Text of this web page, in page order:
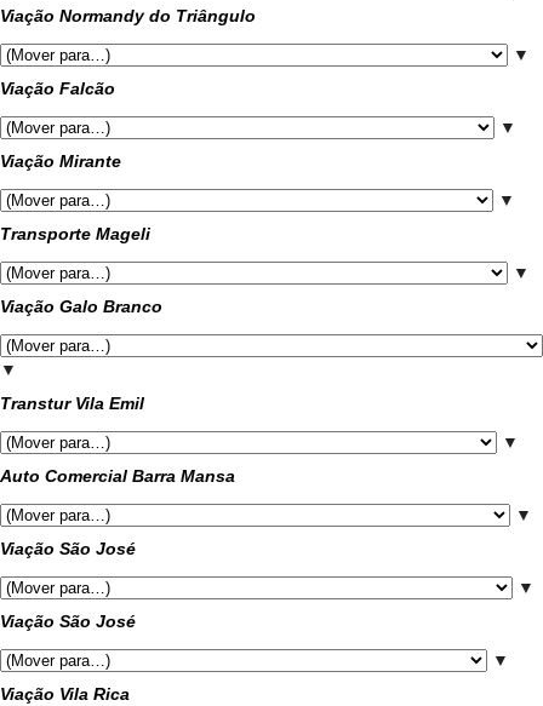
Viação Normandy do Triângulo
▼
Viação Falcão
▼
Viação Mirante
▼
Transporte Mageli
▼
Viação Galo Branco
▼
Transtur Vila Emil
▼
Auto Comercial Barra Mansa
▼
Viação São José
▼
Viação São José
▼
Viação Vila Rica